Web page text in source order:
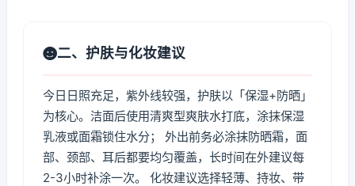
二、护肤与化妆建议
今日日照充足，紫外线较强，护肤以「保湿+防晒」
为核心。洁面后使用清爽型爽肤水打底，涂抹保湿
乳液或面霜锁住水分； 外出前务必涂抹防晒霜，面
部、颈部、耳后都要均匀覆盖，长时间在外建议每
2-3小时补涂一次。 化妆建议选择轻薄、持妆、带